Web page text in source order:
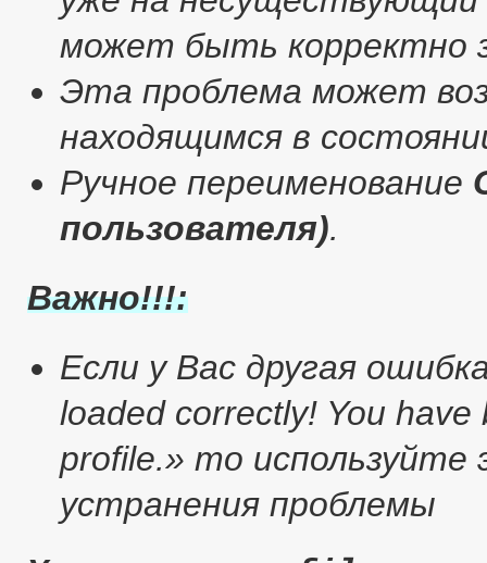
может быть корректно
Эта проблема может
находящимся в
Ручное переименование
пользователя).
Важно!!!:
Если у Вас другая
loaded correctly! You
profile.» то
устранения проблемы